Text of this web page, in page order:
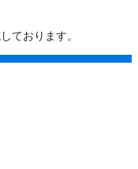
ております。